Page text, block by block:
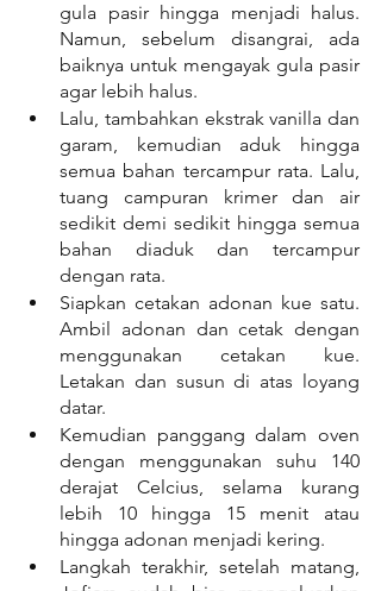
gula pasir hingga menjadi halus.
Namun, sebelum disangrai, ada
baiknya untuk mengayak gula pasir
agar lebih halus.
Lalu, tambahkan ekstrak vanilla dan
garam, kemudian aduk hingga
semua bahan tercampur rata. Lalu,
tuang campuran krimer dan air
sedikit demi sedikit hingga semua
bahan diaduk dan tercampur
dengan rata.
Siapkan cetakan adonan kue satu.
Ambil adonan dan cetak dengan
menggunakan cetakan kue.
Letakan dan susun di atas loyang
datar.
Kemudian panggang dalam oven
dengan menggunakan suhu 140
derajat Celcius, selama kurang
lebih 10 hingga 15 menit atau
hingga adonan menjadi kering.
Langkah terakhir, setelah matang,